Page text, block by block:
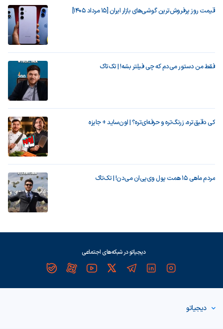
قیمت روز پرفروش‌ترین گوشی‌های بازار ایران [15 مرداد 1405]
فقط من دستور می‌دم که چی فیلتر بشه! | تک‌تاک
کی دقیق‌تره، زرنگ‌تره و حرفه‌ای‌تره؟ | اون‌ساید + جایزه
مردم ماهی ۱۵ همت پول وی‌پی‌ان می‌دن! | تک‌تاک
دیجیاتو در شبکه‌های اجتماعی
دیجیاتو